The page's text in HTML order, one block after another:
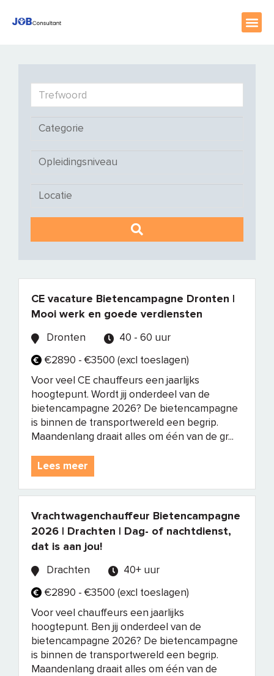
Trefwoord
CE vacature Bietencampagne Dronten |
Mooi werk en goede verdiensten
Dronten
40 - 60 uur
€2890 - €3500 (excl toeslagen)
Voor veel CE chauffeurs een jaarlijks
hoogtepunt. Wordt jij onderdeel van de
bietencampagne 2026? De bietencampagne
is binnen de transportwereld een begrip.
Maandenlang draait alles om één van de gr...
Lees meer
Vrachtwagenchauffeur Bietencampagne
2026 | Drachten | Dag- of nachtdienst,
dat is aan jou!
Drachten
40+ uur
€2890 - €3500 (excl toeslagen)
Voor veel chauffeurs een jaarlijks
hoogtepunt. Ben jij onderdeel van de
bietencampagne 2026? De bietencampagne
is binnen de transportwereld een begrip.
Maandenlang draait alles om één van de